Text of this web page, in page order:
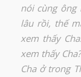
nói cùng ông
lâu rồi, thế
xem thấy
xem thấy
Cha ở trong